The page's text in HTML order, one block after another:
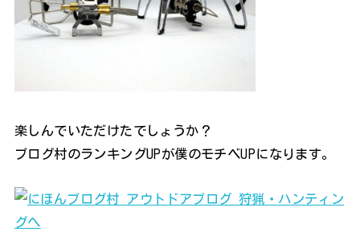
楽しんでいただけたでしょうか？
ブログ村のランキングUPが僕のモチベUPになります。